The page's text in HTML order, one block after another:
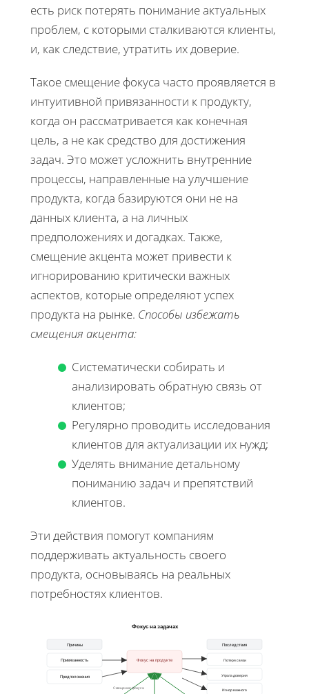
есть риск потерять понимание актуальных
проблем, с которыми сталкиваются клиенты,
и, как следствие, утратить их доверие.
Такое смещение фокуса часто проявляется в
интуитивной привязанности к продукту,
когда он рассматривается как конечная
цель, а не как средство для достижения
задач. Это может усложнить внутренние
процессы, направленные на улучшение
продукта, когда базируются они не на
данных клиента, а на личных
предположениях и догадках. Также,
смещение акцента может привести к
игнорированию критически важных
аспектов, которые определяют успех
продукта на рынке. Способы избежать
смещения акцента:
Систематически собирать и
анализировать обратную связь от
клиентов;
Регулярно проводить исследования
клиентов для актуализации их нужд;
Уделять внимание детальному
пониманию задач и препятствий
клиентов.
Эти действия помогут компаниям
поддерживать актуальность своего
продукта, основываясь на реальных
потребностях клиентов.
Фокус на задачах
Причины
Привязанность
Предположения
Фокус на продукте
Последствия
Потеря связи
Утрата доверия
Игнор важного
Смещение фокуса